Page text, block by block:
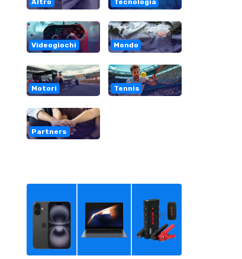
Altro Tecnologia
Videogiochi Mondo
Motori Tennis
Partners